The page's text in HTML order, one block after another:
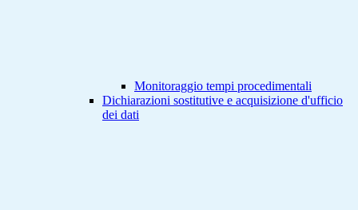
Monitoraggio tempi procedimentali
Dichiarazioni sostitutive e acquisizione d'ufficio
dei dati